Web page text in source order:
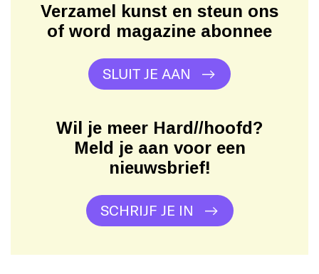
Verzamel kunst en steun ons
of word magazine abonnee
SLUIT JE AAN
Wil je meer Hard//hoofd?
Meld je aan voor een
nieuwsbrief!
SCHRIJF JE IN